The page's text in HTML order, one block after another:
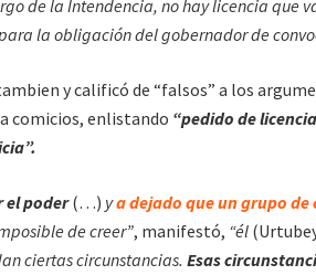
de la Intendencia, no hay licencia que
la obligación del gobernador de
y calificó de “falsos” a los
comicios, enlistando “pedido de
el poder (…) ya dejado que un grupo
de creer”, manifestó, “él
ciertas circunstancias. Esas